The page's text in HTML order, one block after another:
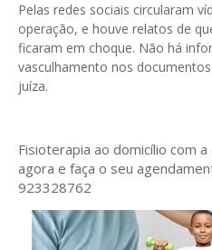
Pelas redes sociais circularam
operação, e houve relatos de
ficaram em choque. Não há
vasculhamento nos
juíza.
Fisioterapia ao domicílio com
agora e faça o seu
923328762